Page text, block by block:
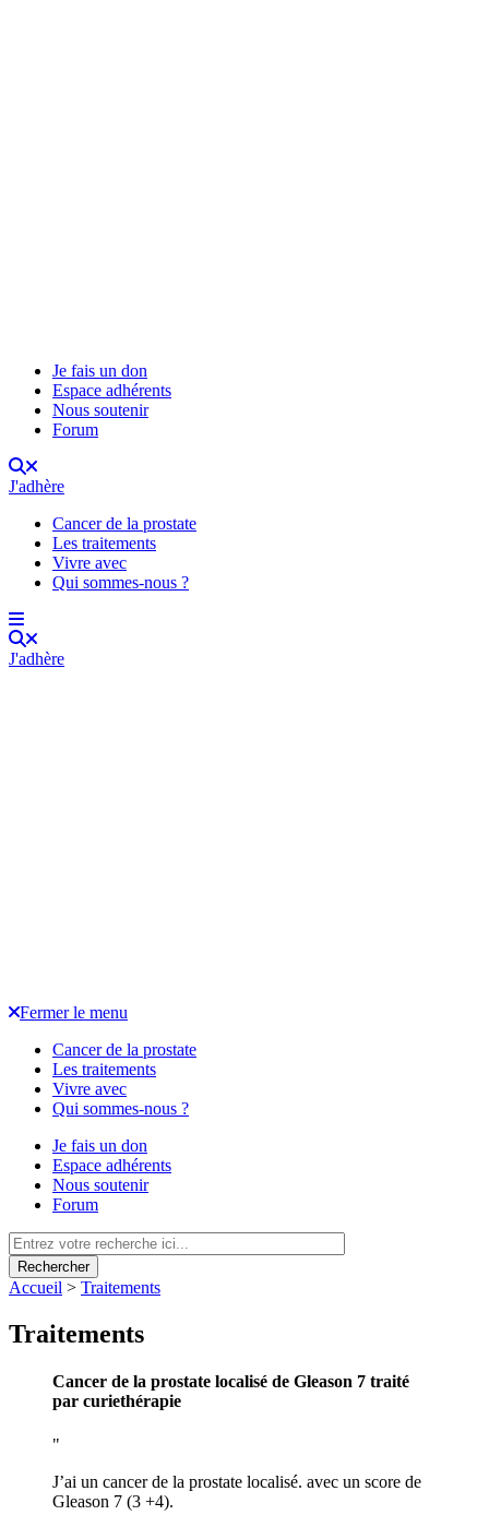
Je fais un don
Espace adhérents
Nous soutenir
Forum
J'adhère
Cancer de la prostate
Les traitements
Vivre avec
Qui sommes-nous ?
J'adhère
Fermer le menu
Cancer de la prostate
Les traitements
Vivre avec
Qui sommes-nous ?
Je fais un don
Espace adhérents
Nous soutenir
Forum
Rechercher
Accueil > Traitements
Traitements
Cancer de la prostate localisé de Gleason 7 traité
par curiethérapie
J’ai un cancer de la prostate localisé. avec un score de
Gleason 7 (3 +4).